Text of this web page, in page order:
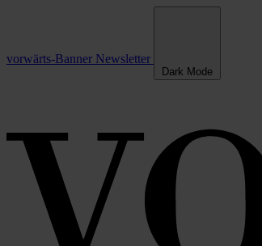
vorwärts-Banner Newsletter
Dark Mode